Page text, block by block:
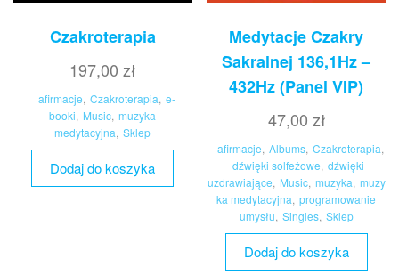
Czakroterapia
197,00zł
afirmacje, Czakroterapia, e-
booki, Music, muzyka
medytacyjna, Sklep
Dodaj do koszyka
Medytacje Czakry
Sakralnej 136,1Hz –
432Hz (Panel VIP)
47,00 zł
afirmacje, Albums, Czakroterapia,
dźwięki solfeżowe, dźwięki
uzdrawiające, Music, muzyka, muzy
ka medytacyjna, programowanie
umysłu, Singles, Sklep
Dodaj do koszyka